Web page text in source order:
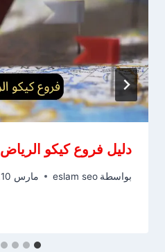
دليل فروع كيكو الرياض
بواسطة eslam seo مارس 10, 2025